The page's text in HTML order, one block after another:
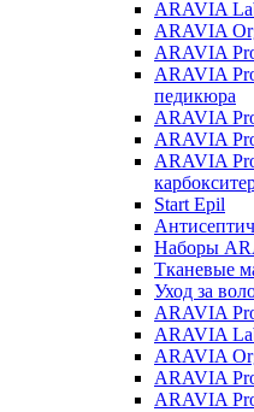
ARAVIA
ARAVIA
ARAVIA
ARAVIA
педикюра
ARAVIA
ARAVIA
ARAVIA
Start Epil
Наборы
Тканевые
Уход за
ARAVIA
ARAVIA
ARAVIA
ARAVIA
ARAVIA